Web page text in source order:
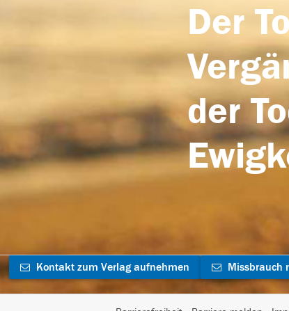
Der
der
Kontakt zum Verlag aufnehmen Missbrauch